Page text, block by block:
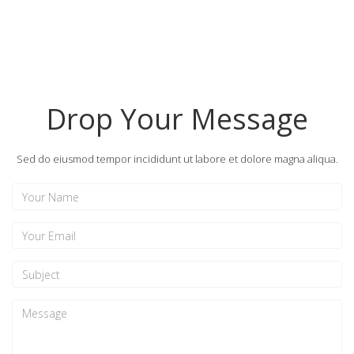
Drop Your Message
Sed do eiusmod tempor incididunt ut labore et dolore magna aliqua.